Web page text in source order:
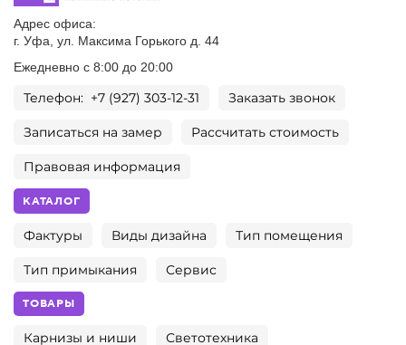
Адрес офиса:
г. Уфа, ул. Максима Горького д. 44
Ежедневно с 8:00 до 20:00
Телефон: +7 (927) 303-12-31 Заказать звонок
Записаться на замер Рассчитать стоимость
Правовая информация
КАТАЛОГ
Фактуры Виды дизайна Тип помещения
Тип примыкания Сервис
ТОВАРЫ
Карнизы и ниши Светотехника